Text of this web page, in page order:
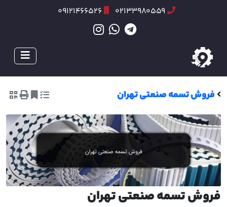
02133980559
09121466526
فروش تسمه صنعتی تهران
فروش تسمه صنعتی تهران